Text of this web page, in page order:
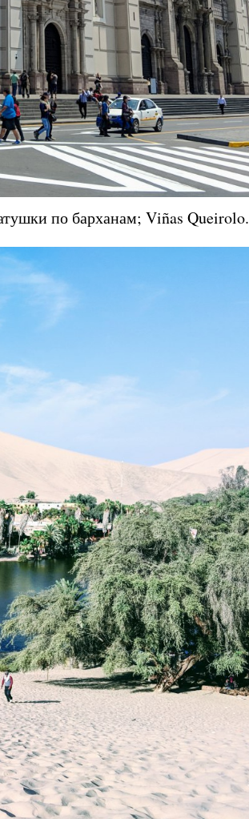
по барханам; Viñas Queirolo.